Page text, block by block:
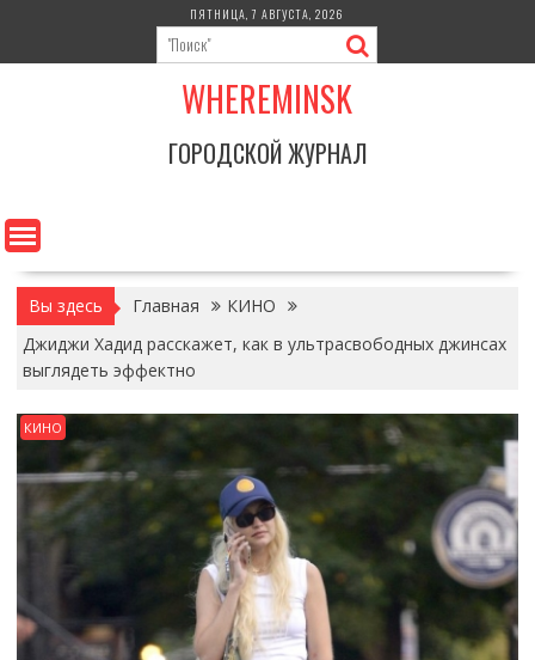
содержимому
ПЯТНИЦА, 7 АВГУСТА, 2026
WHEREMINSK
ГОРОДСКОЙ ЖУРНАЛ
Вы здесь Главная
КИНО
Джиджи Хадид расскажет, как в ультрасвободных джинсах
выглядеть эффектно
КИНО